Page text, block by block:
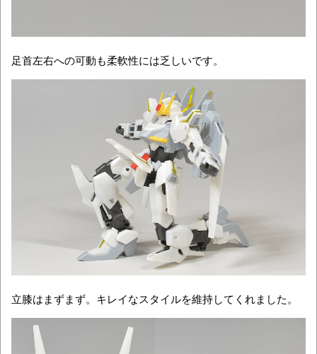
足首左右への可動も柔軟性には乏しいです。
立膝はまずまず。キレイなスタイルを維持してくれました。